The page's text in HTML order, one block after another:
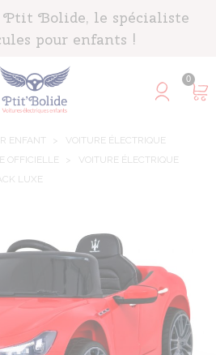
Ptit Bolide, le spécialiste
pour enfants !
0
ENFANT >
VOITURE ÉLECTRIQUE
OFFICIELLE >
VOITURE ÉLECTRIQUE
LUXE